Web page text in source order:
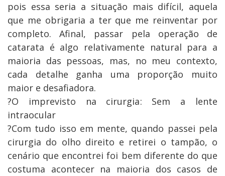
pois essa seria a situação mais difícil, aquela
que me obrigaria a ter que me reinventar por
completo. Afinal, passar pela operação de
catarata é algo relativamente natural para a
maioria das pessoas, mas, no meu contexto,
cada detalhe ganha uma proporção muito
maior e desafiadora.
?O imprevisto na cirurgia: Sem a lente
intraocular
?Com tudo isso em mente, quando passei pela
cirurgia do olho direito e retirei o tampão, o
cenário que encontrei foi bem diferente do que
costuma acontecer na maioria dos casos de